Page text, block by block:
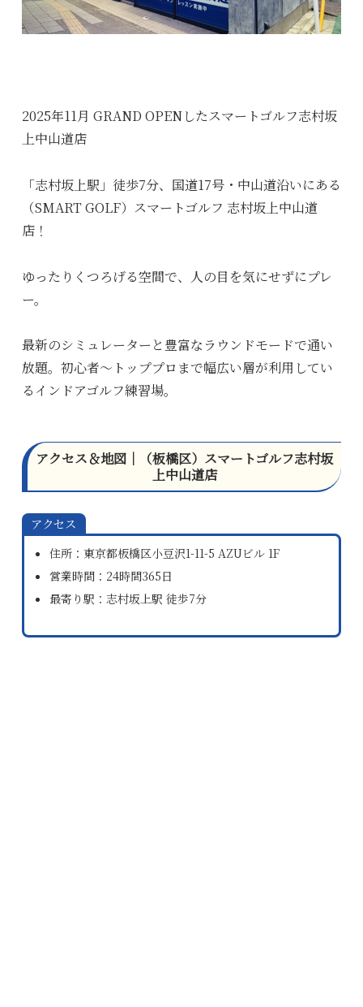
2025年11月 GRAND OPENしたスマートゴルフ志村坂
上中山道店
「志村坂上駅」徒歩7分、国道17号・中山道沿いにある
（SMART GOLF）スマートゴルフ 志村坂上中山道
店！
ゆったりくつろげる空間で、人の目を気にせずにプレ
ー。
最新のシミュレーターと豊富なラウンドモードで通い
放題。初心者～トッププロまで幅広い層が利用してい
るインドアゴルフ練習場。
アクセス＆地図｜（板橋区）スマートゴルフ志村坂
上中山道店
アクセス
住所：東京都板橋区小豆沢1-11-5 AZUビル 1F
営業時間：24時間365日
最寄り駅：志村坂上駅 徒歩7分